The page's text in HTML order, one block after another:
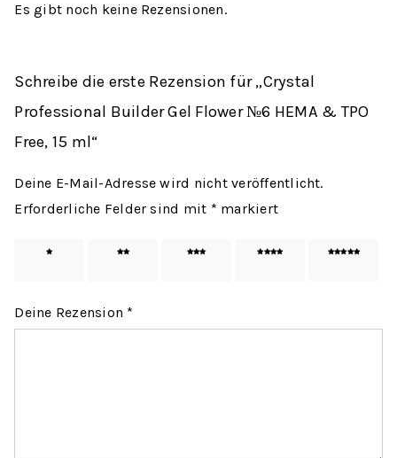
Es gibt noch keine Rezensionen.
Schreibe die erste Rezension für „Crystal
Professional Builder Gel Flower №6 HEMA & TPO
Free, 15 ml“
Deine E-Mail-Adresse wird nicht veröffentlicht.
Erforderliche Felder sind mit * markiert
1 von
2 von
3 von
4 von
5 von
Deine Rezension *